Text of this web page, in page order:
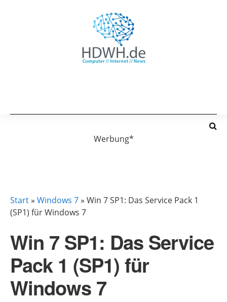
Werbung*
Start» Windows 7» Win 7 SP1: Das Service Pack 1
(SP1) für Windows 7
Win 7 SP1: Das Service
Pack 1 (SP1) für
Windows 7